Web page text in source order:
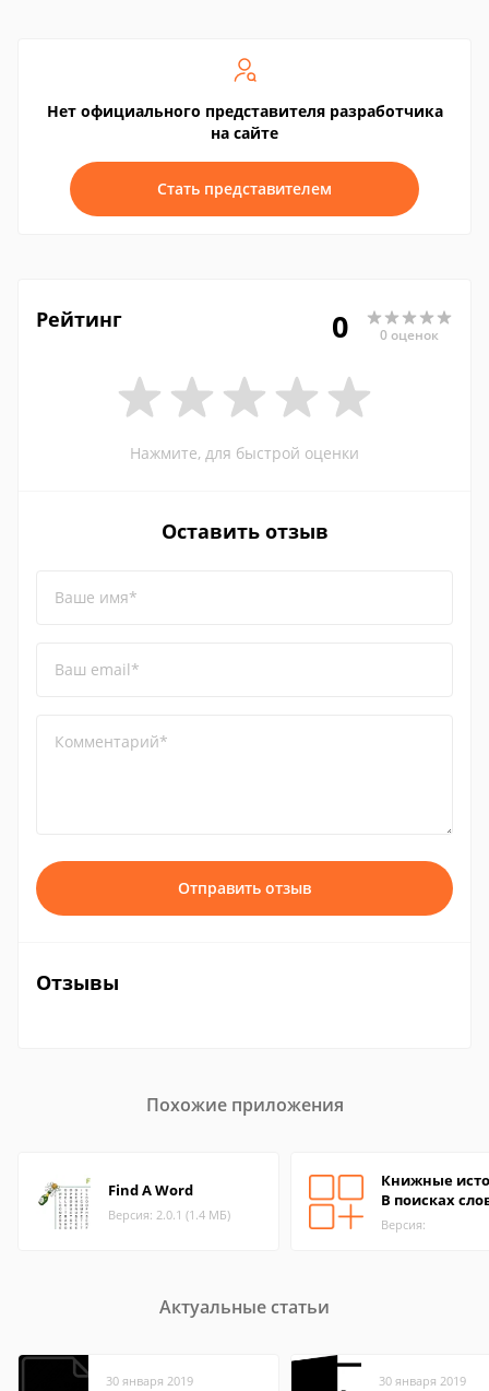
Нет официального представителя разработчика
на сайте
Стать представителем
Рейтинг 0 0 оценок
Нажмите, для быстрой оценки
Оставить отзыв
Ваше имя*
Ваш email*
Комментарий*
Отправить отзыв
Отзывы
Похожие приложения
Find A Word
Версия: 2.0.1 (1.4 МБ)
Книжные
В поисках
Версия:
Актуальные статьи
30 января 2019 30 января 2019